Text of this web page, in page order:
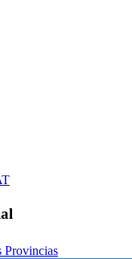
Provincias